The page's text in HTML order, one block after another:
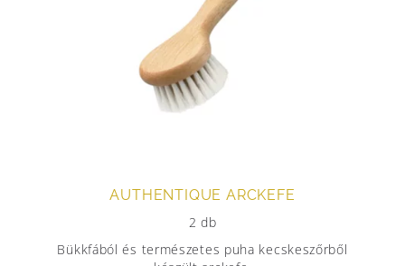
AUTHENTIQUE ARCKEFE
2 db
Bükkfából és természetes puha kecskeszőrből